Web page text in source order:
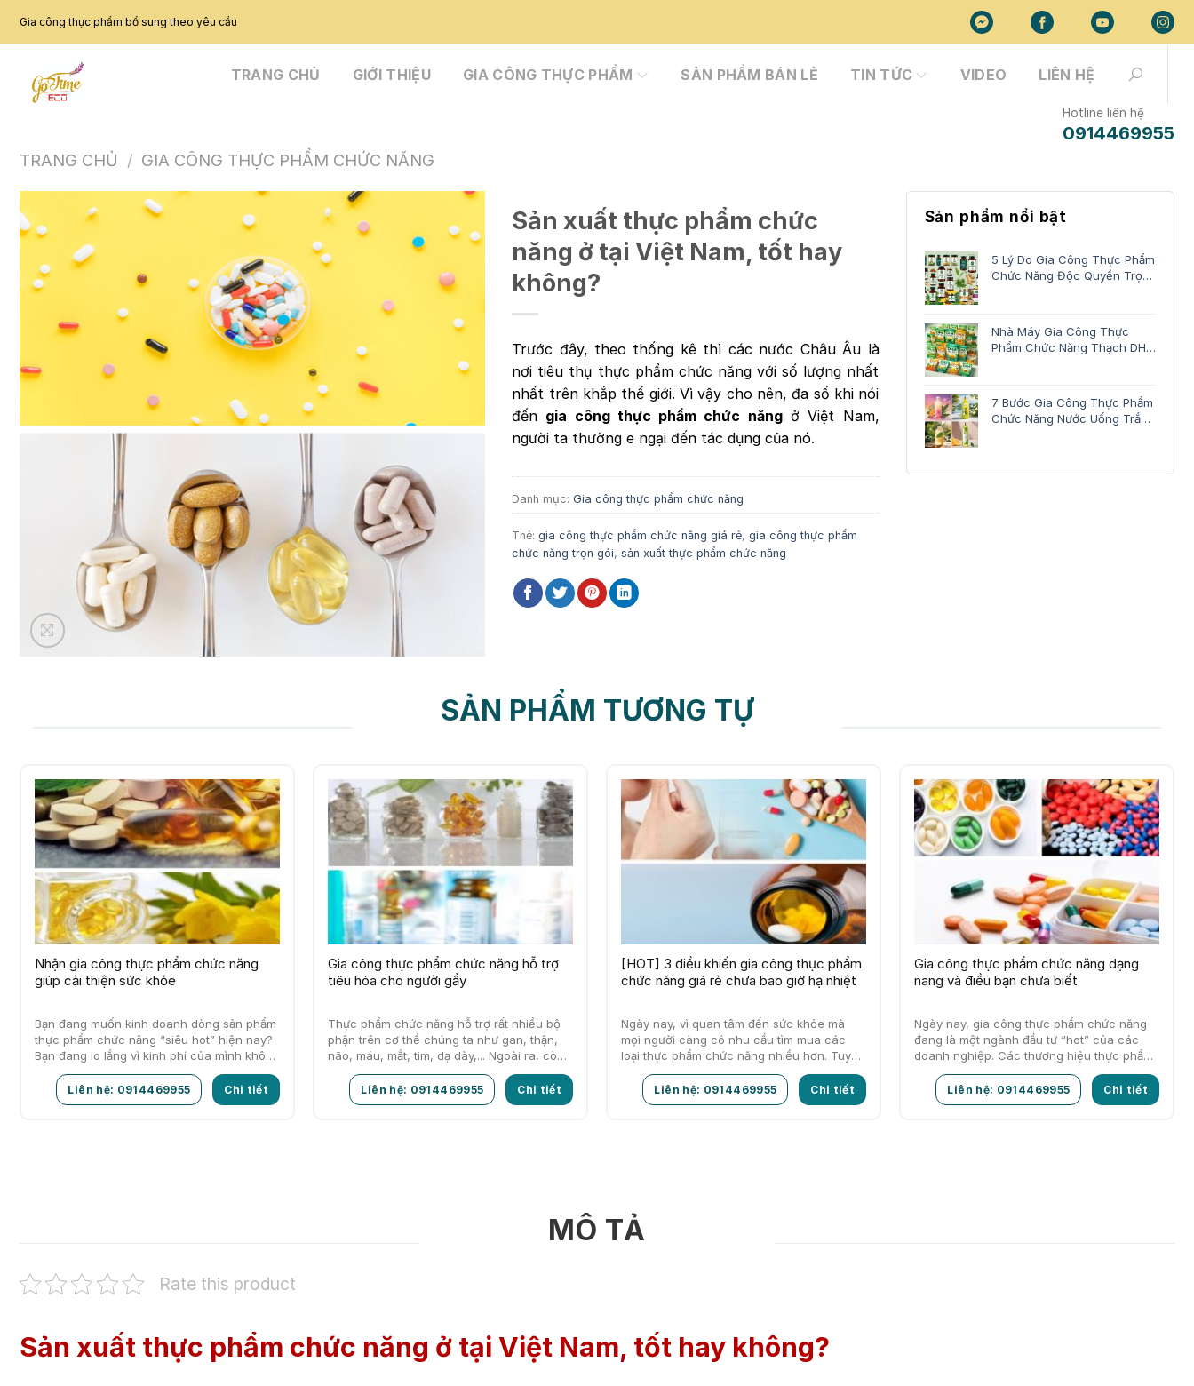
Gia công thực phẩm bổ sung theo yêu cầu
TRANG CHỦ GIỚI THIỆU GIA CÔNG THỰC PHẨM SẢN PHẨM BÁN LẺ TIN TỨC VIDEO LIÊN HỆ
Hotline liên hệ
0914469955
TRANG CHỦ / GIA CÔNG THỰC PHẨM CHỨC NĂNG
Sản xuất thực phẩm chức
năng ở tại Việt Nam, tốt hay
không?
Trước đây, theo thống kê thì các nước Châu Âu là
nơi tiêu thụ thực phẩm chức năng với số lượng nhất
nhất trên khắp thế giới. Vì vậy cho nên, đa số khi nói
đến gia công thực phẩm chức năngở Việt Nam,
người ta thường e ngại đến tác dụng của nó.
Danh mục:Gia công thực phẩm chức năng
Thẻ:gia công thực phẩm chức năng giá rẻ,gia công thực phẩm
chức năng trọn gói,sản xuất thực phẩm chức năng
Sản phẩm nổi bật
5 Lý Do Gia Công Thực Phẩm
Chức Năng Độc Quyền Trọn
Nhà Máy Gia Công Thực
Phẩm Chức Năng Thạch DHA
7 Bước Gia Công Thực Phẩm
Chức Năng Nước Uống Trắng
MÔ TẢ
Rate this product
Sản xuất thực phẩm chức năng ở tại Việt Nam, tốt hay không?
SẢN PHẨM TƯƠNG TỰ
Nhận gia công thực phẩm chức năng
giúp cải thiện sức khỏe
Bạn đang muốn kinh doanh dòng sản phẩm
thực phẩm chức năng “siêu hot” hiện nay?
Bạn đang lo lắng vì kinh phí của mình không
đủ để…
Liên hệ: 0914469955 Chi tiết
Gia công thực phẩm chức năng hỗ trợ
tiêu hóa cho người gầy
Thực phẩm chức năng hỗ trợ rất nhiều bộ
phận trên cơ thể chúng ta như gan, thận,
não, máu, mắt, tim, dạ dày,... Ngoài ra, còn
Liên hệ: 0914469955 Chi tiết
[HOT] 3 điều khiến gia công thực phẩm
chức năng giá rẻ chưa bao giờ hạ nhiệt
Ngày nay, vì quan tâm đến sức khỏe mà
mọi người càng có nhu cầu tìm mua các
loại thực phẩm chức năng nhiều hơn. Tuy
nhiên, đó…
Liên hệ: 0914469955 Chi tiết
Gia công thực phẩm chức năng dạng
nang và điều bạn chưa biết
Ngày nay, gia công thực phẩm chức năng
đang là một ngành đầu tư “hot” của các
doanh nghiệp. Các thương hiệu thực phẩm
chức năng ngày càng…
Liên hệ: 0914469955 Chi tiết